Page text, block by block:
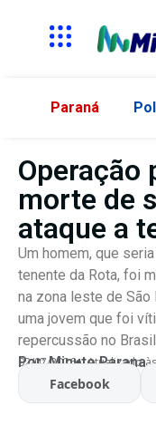
Paraná
Operação
morte de
ataque a
Um homem, que
tenente da Rota, foi
na zona leste de São
uma jovem que foi
repercussão no
Por:Minuto Parana
02/07/2026 Atualizado
Facebook